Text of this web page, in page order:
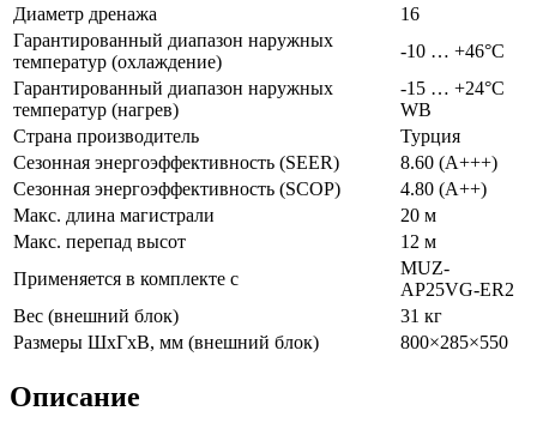
Диаметр дренажа
16
Гарантированный диапазон наружных
температур (охлаждение)
-10 … +46°C
Гарантированный диапазон наружных
температур (нагрев)
-15 … +24°C
WB
Страна производитель
Турция
Сезонная энергоэффективность (SEER)
8.60 (A+++)
Сезонная энергоэффективность (SCOP)
4.80 (A++)
Макс. длина магистрали
20 м
Макс. перепад высот
12 м
Применяется в комплекте с
MUZ-
AP25VG-ER2
Вес (внешний блок)
31 кг
Размеры ШхГхВ, мм (внешний блок)
800×285×550
Описание